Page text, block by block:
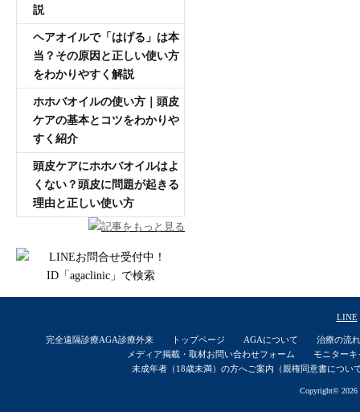
説
ヘアオイルで「はげる」は本
当？その原因と正しい使い方
をわかりやすく解説
ホホバオイルの使い方｜頭皮
ケアの基本とコツをわかりや
すく紹介
頭皮ケアにホホバオイルはよ
くない？頭皮に問題が起きる
理由と正しい使い方
記事をもっと見る
LINE
完全遠隔診療AGA診療外来 トップページ AGAについて
治療の流れ
メディア掲載・取材お問い合わせフォーム
モニターキ
未成年者（18歳未満）の方へご案内（親権同意書につい
Copyright© 2026